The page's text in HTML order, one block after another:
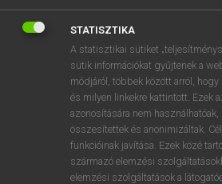
Hibás szócikk-azonosító.
STATISZTIKA
A statisztikai sütiket
sütik információkat gyűjtenek a
módjáról, többek között arról,
és milyen linkekre kattintott. Ezek
azonosítására nem
összesítettek és anonimizáltak.
funkcióinak javítása. Ezek közé
származó elemzési
elemzési szolgáltatások a
5 6 7 8 9 ö
z u i o
j k l é á
n m , .